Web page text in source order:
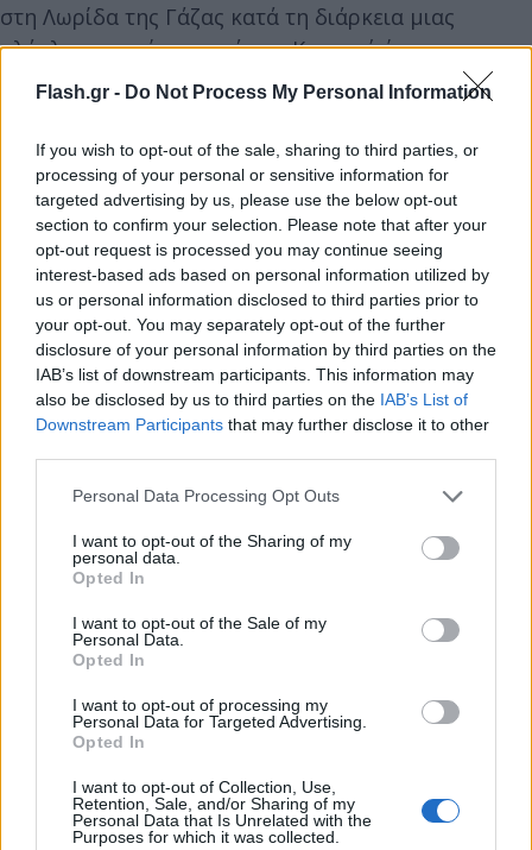
Flash.gr - Do Not Process My Personal Information
If you wish to opt-out of the sale, sharing to third parties, or
processing of your personal or sensitive information for
targeted advertising by us, please use the below opt-out
section to confirm your selection. Please note that after your
opt-out request is processed you may continue seeing
interest-based ads based on personal information utilized by
us or personal information disclosed to third parties prior to
your opt-out. You may separately opt-out of the further
disclosure of your personal information by third parties on the
IAB’s list of downstream participants. This information may
also be disclosed by us to third parties on the IAB’s List of
Downstream Participants that may further disclose it to other
Please note that this website/app uses one or more Google
not limited to your visit or usage behaviour. You may click to
grant or deny consent to Google and its third-party tags to
use your data for below specified purposes in below Google
consent section.
Personal Data Processing Opt Outs
I want to opt-out of the Sharing of my
personal data.
Opted In
I want to opt-out of the Sale of my
Personal Data.
Opted In
I want to opt-out of processing my
Personal Data for Targeted Advertising.
Opted In
I want to opt-out of Collection, Use,
Retention, Sale, and/or Sharing of my
Personal Data that Is Unrelated with the
Purposes for which it was collected.
στη Λωρίδα της Γάζας κατά τη διάρκεια μιας
ολόκληρης ημέρας, από την Κυριακή έως τη
Δευτέρα, ανέφερε ο στρατός σε ενημέρωσή του.
«Οι IDF έπληξαν στόχους που αποτελούσαν απειλή
για τις δυνάμεις στην περιοχή γύρω από τη Λωρίδα
της Γάζας που προετοιμάζονται για χερσαίες
επιχειρήσεις, συμπεριλαμβανομένων δεκάδων
θέσεων εκτόξευσης οβίδων όλμων και
αντιαρματικών πυραύλων», ανέφεραν οι IDF.
Ένας ανώτερος διοικητής της Χαμάς - αναπληρωτής
επικεφαλής της δύναμης πυραύλων της
τρομοκρατικής οργάνωσης - σκοτώθηκε σε μια
δώδεκα άλλα μέλη της Χαμάς, ανέφεραν οι
Ισραηλινοί.
Νέες απειλές από Ιράν
Την ίδια ώρα, σύμφωνα με δημοσιεύματα που
επικαλείται το Sky News, ανώτατο στέλεχος των
Φρουρών της Επανάστασης του Ιράν άφησε να
εννοηθεί ότι θα εξετάσει το ενδεχόμενο να
χτυπήσει το Ισραήλ.